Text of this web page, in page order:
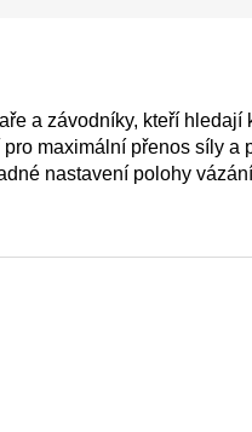
a závodníky, kteří hledají
maximální přenos síly a
nastavení polohy